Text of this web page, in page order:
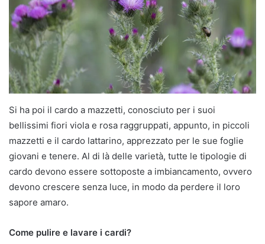
Si ha poi il cardo a mazzetti, conosciuto per i suoi
bellissimi fiori viola e rosa raggruppati, appunto, in piccoli
mazzetti e il cardo lattarino, apprezzato per le sue foglie
giovani e tenere. Al di là delle varietà, tutte le tipologie di
cardo devono essere sottoposte a imbiancamento, ovvero
devono crescere senza luce, in modo da perdere il loro
sapore amaro.
Come pulire e lavare i cardi?